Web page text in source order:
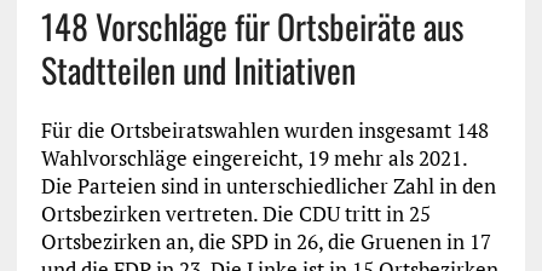
148 Vorschläge für Ortsbeiräte aus
Stadtteilen und Initiativen
Für die Ortsbeiratswahlen wurden insgesamt 148
Wahlvorschläge eingereicht, 19 mehr als 2021.
Die Parteien sind in unterschiedlicher Zahl in den
Ortsbezirken vertreten. Die CDU tritt in 25
Ortsbezirken an, die SPD in 26, die Gruenen in 17